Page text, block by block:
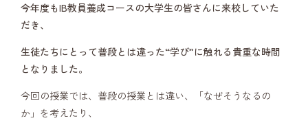
今年度もIB教員養成コースの大学生の皆さんに来校していた
だき、
生徒たちにとって普段とは違った“学び”に触れる貴重な時間
となりました。
今回の授業では、普段の授業とは違い、「なぜそうなるの
か」を考えたり、